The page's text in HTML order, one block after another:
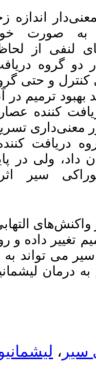
در گروه‌های
مشاهده
التهاب،
عصاره
کننده
مشاهده شد،
خوراکی سیر
0
(p≤
.
سیر نیز
دوره درمان
کمتری
در موضع زخم
زخم را
یک گزینه
نظر گرفته
جلدی ،